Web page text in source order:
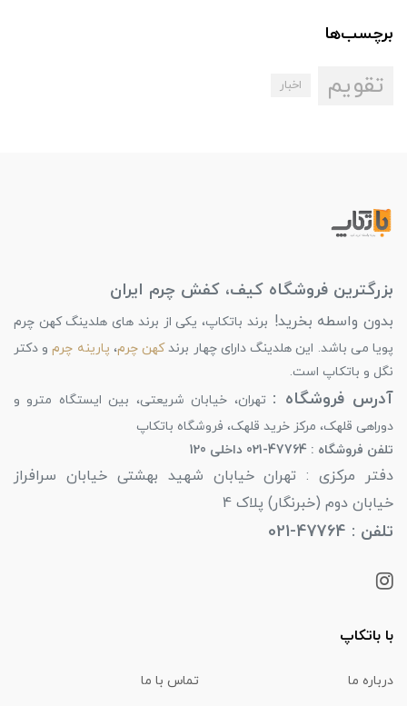
برچسب‌ها
تقویم اخبار
بزرگترین فروشگاه کیف، کفش چرم ایران
بدون واسطه بخرید! برند باتکاپ، یکی از برند های هلدینگ کهن چرم
پویا می باشد. این هلدینگ دارای چهار برندکهن چرم، پارینه چرمو دکتر
نگل و باتکاپ است.
آدرس فروشگاه : تهران، خیابان شریعتی، بین ایستگاه مترو و
دوراهی قلهک، مرکز خرید قلهک، فروشگاه باتکاپ
تلفن فروشگاه : 47764-021 داخلی 120
دفتر مرکزی : تهران خیابان شهید بهشتی خیابان سرافراز
خیابان دوم (خبرنگار) پلاک 4
تلفن : 47764-021
با باتکاپ
درباره ما تماس با ما